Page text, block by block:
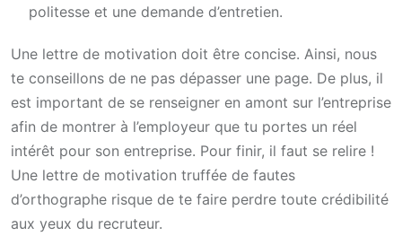
politesse et une demande d’entretien.
Une lettre de motivation doit être concise. Ainsi, nous
te conseillons de ne pas dépasser une page. De plus, il
est important de se renseigner en amont sur l’entreprise
afin de montrer à l’employeur que tu portes un réel
intérêt pour son entreprise. Pour finir, il faut se relire !
Une lettre de motivation truffée de fautes
d’orthographe risque de te faire perdre toute crédibilité
aux yeux du recruteur.